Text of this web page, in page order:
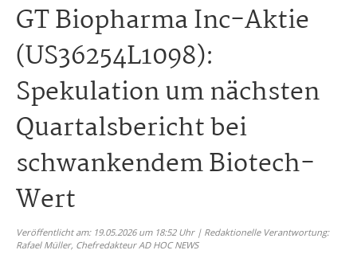
GT Biopharma Inc-Aktie
(US36254L1098):
Spekulation um nächsten
Quartalsbericht bei
schwankendem Biotech-
Wert
Veröffentlicht am: 19.05.2026 um 18:52 Uhr | Redaktionelle Verantwortung:
Rafael Müller, Chefredakteur AD HOC NEWS